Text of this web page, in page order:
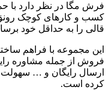
فرش مگا در نظر دارد با
کسب و کارهای کوچک
قالی را به حداقل خود
این مجموعه با فراهم
فروش از جمله مشاوره
ارسال رایگان و … سهولت
کرده است.